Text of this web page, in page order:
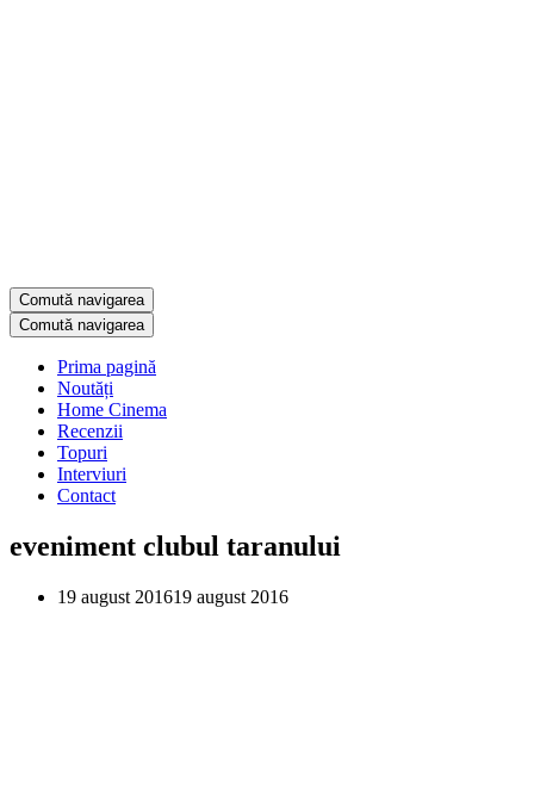
Comută navigarea
Comută navigarea
Prima pagină
Noutăți
Home Cinema
Recenzii
Topuri
Interviuri
Contact
eveniment clubul taranului
19 august 201619 august 2016